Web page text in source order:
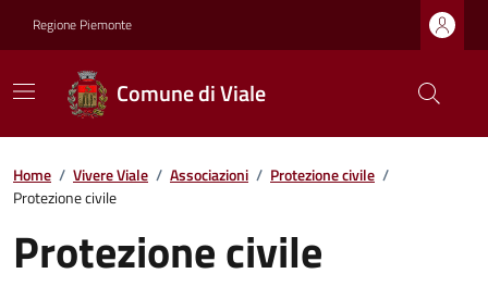
Regione Piemonte
Comune di Viale
Home / Vivere Viale / Associazioni / Protezione civile /
Protezione civile
Protezione civile